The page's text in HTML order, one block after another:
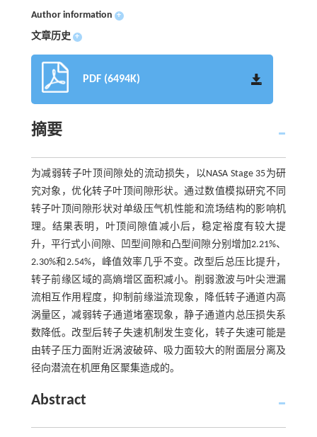
Author information +
文章历史 +
PDF (6494K)
摘要
为减弱转子叶顶间隙处的流动损失，以NASA Stage 35为研
究对象，优化转子叶顶间隙形状。通过数值模拟研究不同
转子叶顶间隙形状对单级压气机性能和流场结构的影响机
理。结果表明，叶顶间隙值减小后，稳定裕度有较大提
升，平行式小间隙、凹型间隙和凸型间隙分别增加2.21%、
2.30%和2.54%，峰值效率几乎不变。改型后总压比提升，
转子前缘区域的高熵增区面积减小。削弱激波与叶尖泄漏
流相互作用程度，抑制前缘溢流现象，降低转子通道内高
涡量区，减弱转子通道堵塞现象，静子通道内总压损失系
数降低。改型后转子失速机制发生变化，转子失速可能是
由转子压力面附近涡波破碎、吸力面较大的附面层分离及
径向潜流在机匣角区聚集造成的。
Abstract